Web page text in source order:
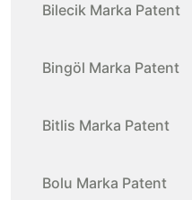
Bilecik Marka Patent
Bingöl Marka Patent
Bitlis Marka Patent
Bolu Marka Patent